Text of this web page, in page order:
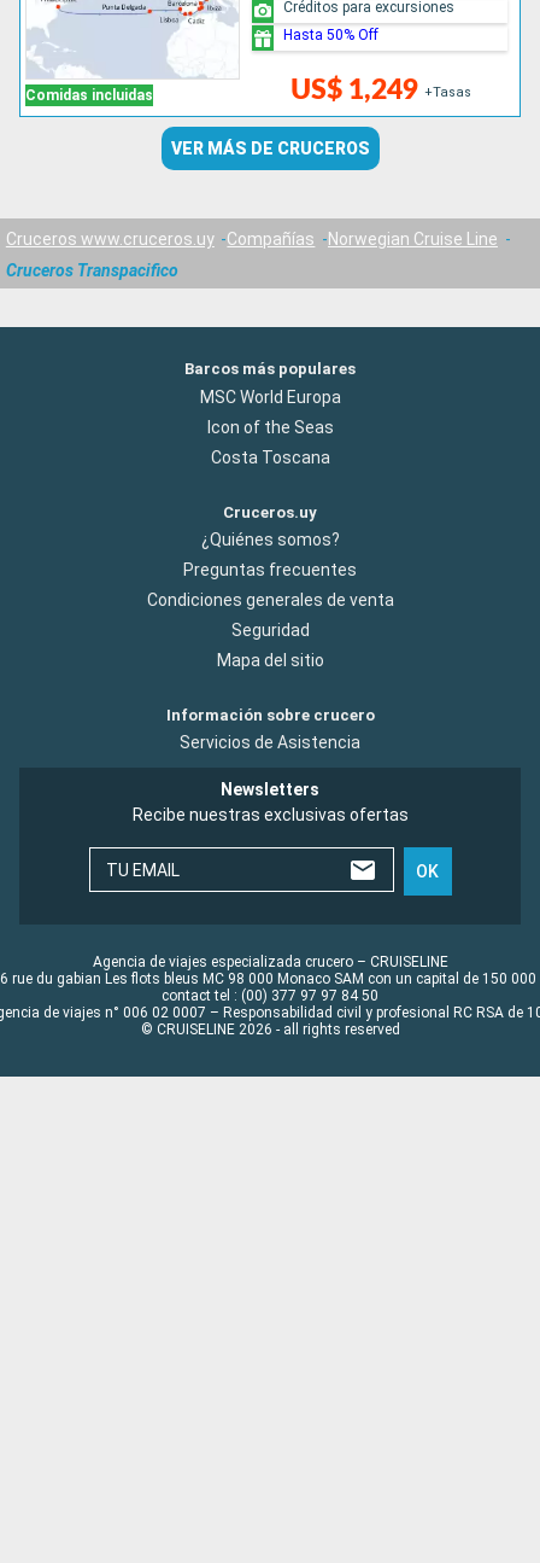
Comidas incluidas US$ 1,249 +Tasas
Créditos para excursiones
Hasta 50% Off
VER MÁS DE CRUCEROS
Cruceros www.cruceros.uy Compañías
Norwegian Cruise Line
Cruceros Transpacifico
Barcos más populares
MSC World Europa
Icon of the Seas
Costa Toscana
Cruceros.uy
¿Quiénes somos?
Preguntas frecuentes
Condiciones generales de venta
Seguridad
Mapa del sitio
Información sobre crucero
Servicios de Asistencia
Newsletters
Recibe nuestras exclusivas ofertas
TU EMAIL OK
Agencia de viajes especializada crucero – CRUISELINE
rue du gabian Les flots bleus MC 98 000 Monaco SAM con un capital de 150 000
contact tel : (00) 377 97 97 84 50
de viajes n° 006 02 0007 – Responsabilidad civil y profesional RC RSA de
© CRUISELINE 2026 - all rights reserved